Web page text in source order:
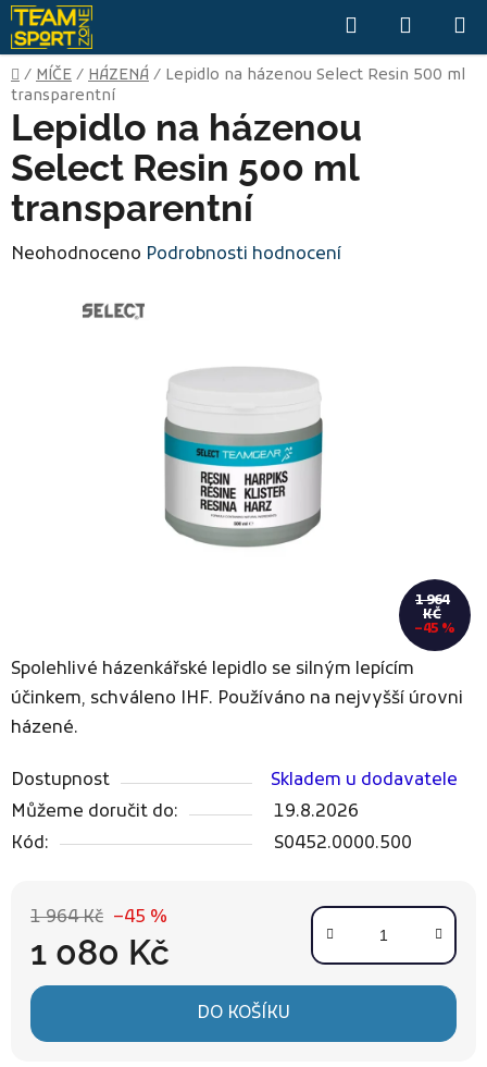
Přejít
na
obsah
Hledat
KOŠÍK
Domů
/ MÍČE / HÁZENÁ / Lepidlo na házenou Select Resin 500 ml
transparentní
Spolehlivé házenkářské lepidlo se silným lepícím
účinkem, schváleno IHF. Používáno na nejvyšší úrovni
házené.
Dostupnost
Skladem u dodavatele
Můžeme doručit do:
19.8.2026
Kód:
S0452.0000.500
1 964 Kč –45 %
1 080 Kč
Měrná cena:
DO KOŠÍKU
Lepidlo na házenou
Select Resin 500 ml
transparentní
Průměrné
produktu
Neohodnoceno Podrobnosti hodnocení
1 964
KČ
–45 %